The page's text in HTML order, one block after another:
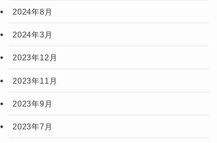
2024年8月
2024年3月
2023年12月
2023年11月
2023年9月
2023年7月